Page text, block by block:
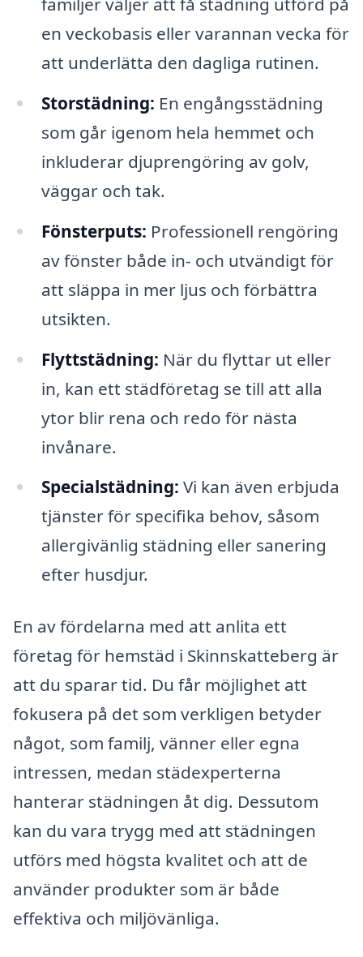
en veckobasis eller varannan vecka för
att underlätta den dagliga rutinen.
Storstädning: En engångsstädning
som går igenom hela hemmet och
inkluderar djuprengöring av golv,
väggar och tak.
Fönsterputs: Professionell rengöring
av fönster både in- och utvändigt för
att släppa in mer ljus och förbättra
utsikten.
Flyttstädning: När du flyttar ut eller
in, kan ett städföretag se till att alla
ytor blir rena och redo för nästa
invånare.
Specialstädning: Vi kan även erbjuda
tjänster för specifika behov, såsom
allergivänlig städning eller sanering
efter husdjur.
En av fördelarna med att anlita ett
företag för hemstäd i Skinnskatteberg är
att du sparar tid. Du får möjlighet att
fokusera på det som verkligen betyder
något, som familj, vänner eller egna
intressen, medan städexperterna
hanterar städningen åt dig. Dessutom
kan du vara trygg med att städningen
utförs med högsta kvalitet och att de
använder produkter som är både
effektiva och miljövänliga.